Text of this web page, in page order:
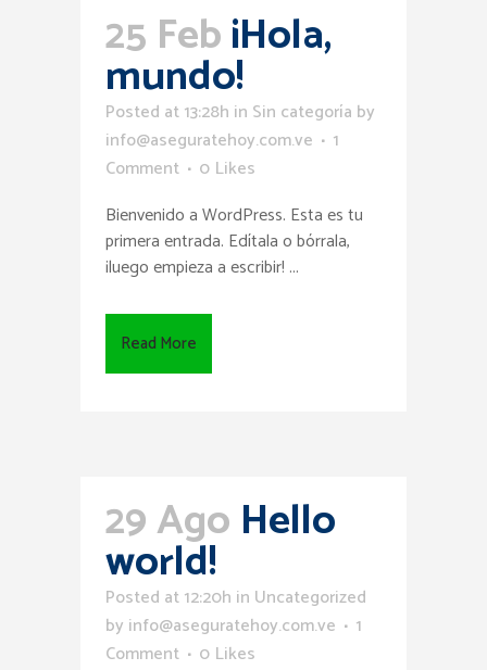
25 Feb¡Hola,
mundo!
Posted at 13:28h in Sin categoría by
info@aseguratehoy.com.ve
1
Comment
0 Likes
Bienvenido a WordPress. Esta es tu
primera entrada. Edítala o bórrala,
¡luego empieza a escribir! ...
Read More
29 Ago Hello
world!
Posted at 12:20h in Uncategorized
by info@aseguratehoy.com.ve
1
Comment
0 Likes